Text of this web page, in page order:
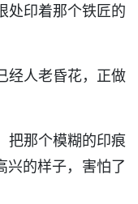
印着那个铁匠的
人老昏花，正做
那个模糊的印痕
兴的样子，害怕了